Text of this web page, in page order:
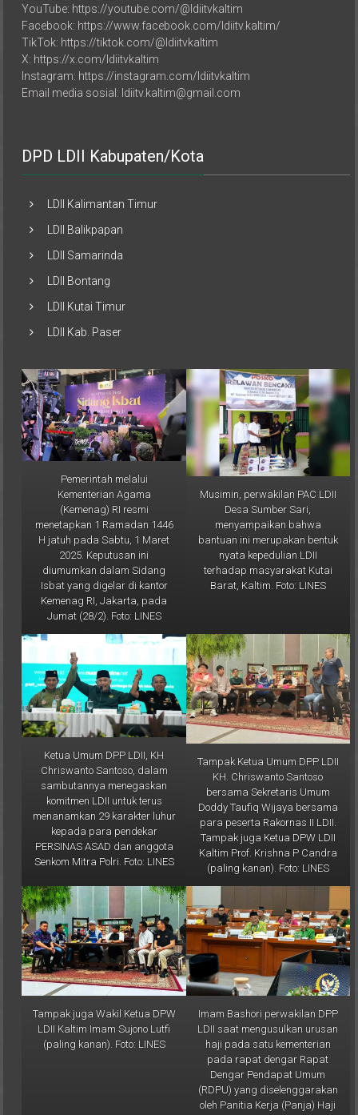
Website External: https://kaltimpro.id
YouTube: https://youtube.com/@ldiitvkaltim
Facebook: https://www.facebook.com/ldiitv.kaltim/
TikTok: https://tiktok.com/@ldiitvkaltim
X: https://x.com/ldiitvkaltim
Instagram: https://instagram.com/ldiitvkaltim
DPD LDII Kabupaten/Kota
Pemerintah melalui
Kementerian Agama
(Kemenag) RI resmi
menetapkan 1 Ramadan 1446
H jatuh pada Sabtu, 1 Maret
2025. Keputusan ini
diumumkan dalam Sidang
Isbat yang digelar di kantor
Kemenag RI, Jakarta, pada
Jumat (28/2). Foto: LINES
Musimin, perwakilan PAC LDII
Desa Sumber Sari,
menyampaikan bahwa
bantuan ini merupakan bentuk
nyata kepedulian LDII
terhadap masyarakat Kutai
Ketua Umum DPP LDII, KH
Chriswanto Santoso, dalam
sambutannya menegaskan
komitmen LDII untuk terus
menanamkan 29 karakter luhur
kepada para pendekar
PERSINAS ASAD dan anggota
Tampak Ketua Umum DPP LDII
KH. Chriswanto Santoso
bersama Sekretaris Umum
Doddy Taufiq Wijaya bersama
para peserta Rakornas II LDII.
Tampak juga Ketua DPW LDII
Kaltim Prof. Krishna P Candra
(paling kanan). Foto: LINES
Tampak juga Wakil Ketua DPW
LDII Kaltim Imam Sujono Lutfi
Imam Bashori perwakilan DPP
LDII saat mengusulkan urusan
haji pada satu kementerian
pada rapat dengar Rapat
Dengar Pendapat Umum
(RDPU) yang diselenggarakan